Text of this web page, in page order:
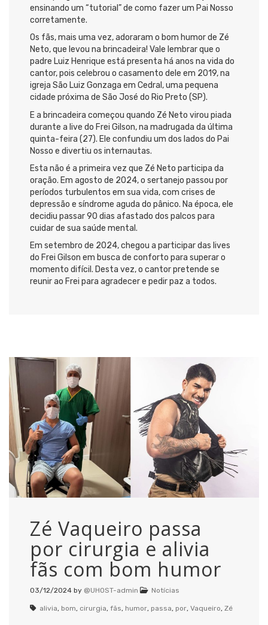
ensinando um “tutorial” de como fazer um Pai Nosso
corretamente.
Os fãs, mais uma vez, adoraram o bom humor de Zé
Neto, que levou na brincadeira! Vale lembrar que o
padre Luiz Henrique está presenta há anos na vida do
cantor, pois celebrou o casamento dele em 2019, na
igreja São Luiz Gonzaga em Cedral, uma pequena
cidade próxima de São José do Rio Preto (SP).
E a brincadeira começou quando Zé Neto virou piada
durante a live do Frei Gilson, na madrugada da última
quinta-feira (27). Ele confundiu um dos lados do Pai
Nosso e divertiu os internautas.
Esta não é a primeira vez que Zé Neto participa da
oração. Em agosto de 2024, o sertanejo passou por
períodos turbulentos em sua vida, com crises de
depressão e síndrome aguda do pânico. Na época, ele
decidiu passar 90 dias afastado dos palcos para
cuidar de sua saúde mental.
Em setembro de 2024, chegou a participar das lives
do Frei Gilson em busca de conforto para superar o
momento difícil. Desta vez, o cantor pretende se
reunir ao Frei para agradecer e pedir paz a todos.
Zé Vaqueiro passa
por cirurgia e alivia
fãs com bom humor
03/12/2024 by @UHOST-admin Notícias
alivia, bom, cirurgia, fãs, humor, passa, por, Vaqueiro, Zé